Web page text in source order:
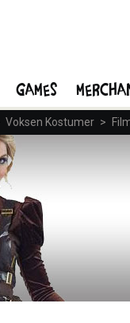
Voksen Kostumer >
Games